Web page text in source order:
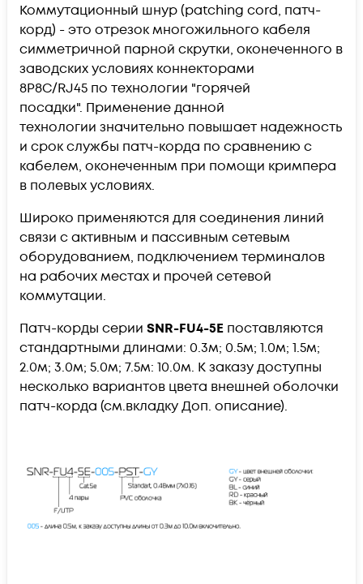
Коммутационный шнур (patching cord, патч-
корд) - это отрезок многожильного кабеля
симметричной парной скрутки, оконеченного в
заводских условиях коннекторами
8P8C/RJ45 по технологии "горячей
посадки". Применение данной
технологии значительно повышает надежность
и срок службы патч-корда по сравнению с
кабелем, оконеченным при помощи кримпера
в полевых условиях.
Широко применяются для соединения линий
связи с активным и пассивным сетевым
оборудованием, подключением терминалов
на рабочих местах и прочей сетевой
коммутации.
Патч-корды серии SNR-FU4-5E поставляются
стандартными длинами: 0.3м; 0.5м; 1.0м; 1.5м;
2.0м; 3.0м; 5.0м; 7.5м: 10.0м. К заказу доступны
несколько вариантов цвета внешней оболочки
патч-корда (см.вкладку Доп. описание).